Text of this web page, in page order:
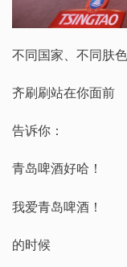
不同国家、不同肤
齐刷刷站在你面前
告诉你：
青岛啤酒好哈！
我爱青岛啤酒！
的时候